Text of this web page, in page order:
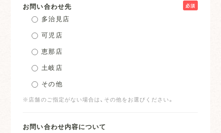
お問い合わせ先 必須
多治見店
可児店
恵那店
土岐店
その他
※店舗のご指定がない場合は、その他をお選びください。
お問い合わせ内容について